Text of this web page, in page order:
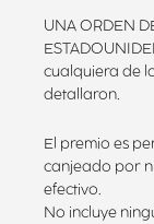
UNA ORDEN
cualquiera de
detallaron.
El premio es
canjeado por
efectivo.
No incluye